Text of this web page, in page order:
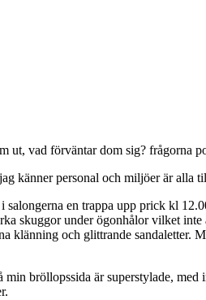
vad förväntar dom sig? frågorna
känner personal och miljöer är alla
en trappa upp prick kl
skuggor under ögonhålor vilket
och glittrande sandaletter.
bröllopssida är superstylade,